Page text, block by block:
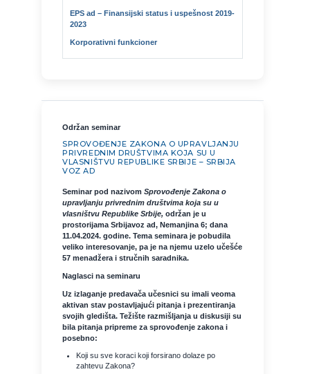
EPS ad – Finansijski status i uspešnost 2019-
2023
Korporativni funkcioner
Održan seminar
SPROVOĐENJE ZAKONA O UPRAVLJANJU
PRIVREDNIM DRUŠTVIMA KOJA SU U
VLASNIŠTVU REPUBLIKE SRBIJE – SRBIJA
VOZ AD
Seminar pod nazivomSprovođenje Zakona o
upravljanju privrednim društvima koja su u
vlasništvu Republike Srbije, održan je u
prostorijama Srbijavoz ad, Nemanjina 6; dana
11.04.2024. godine. Tema seminara je pobudila
veliko interesovanje, pa je na njemu uzelo učešće
57 menadžera i stručnih saradnika.
Naglasci na seminaru
Uz izlaganje predavača učesnici su imali veoma
aktivan stav postavljajući pitanja i prezentiranja
svojih gledišta. Težište razmišljanja u diskusiji su
bila pitanja pripreme za sprovođenje zakona i
posebno:
Koji su sve koraci koji forsirano dolaze po
zahtevu Zakona?